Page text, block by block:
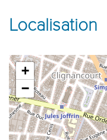
Localisation
+
−